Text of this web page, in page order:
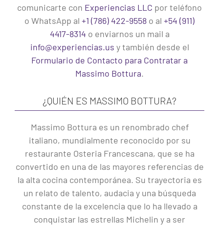
comunicarte con Experiencias LLC por teléfono
o WhatsApp al +1 (786) 422-9558 o al +54 (911)
4417-8314 o enviarnos un mail a
info@experiencias.us y también desde el
Formulario de Contacto para Contratar a
Massimo Bottura.
¿QUIÉN ES MASSIMO BOTTURA?
Massimo Bottura es un renombrado chef
italiano, mundialmente reconocido por su
restaurante Osteria Francescana, que se ha
convertido en una de las mayores referencias de
la alta cocina contemporánea. Su trayectoria es
un relato de talento, audacia y una búsqueda
constante de la excelencia que lo ha llevado a
conquistar las estrellas Michelin y a ser